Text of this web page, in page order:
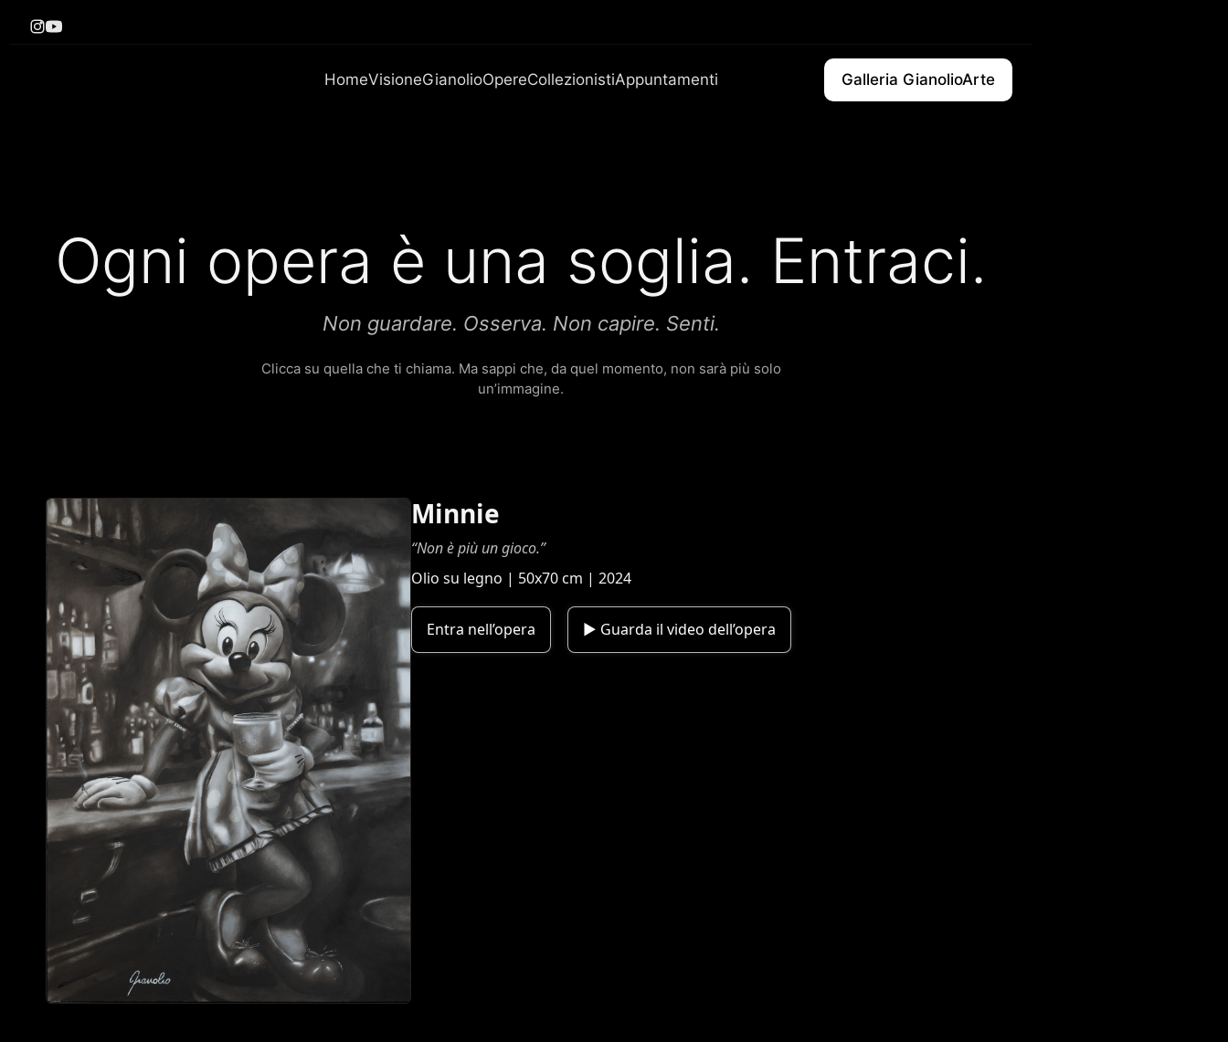
HomeVisioneGianolioOpereCollezionistiAppuntamenti Galleria GianolioArte
Ogni opera è una soglia. Entraci.
Non guardare. Osserva. Non capire. Senti.
Clicca su quella che ti chiama. Ma sappi che, da quel momento, non sarà più solo
un’immagine.